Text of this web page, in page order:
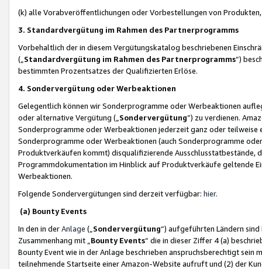
(k) alle Vorabveröffentlichungen oder Vorbestellungen von
3. Standardvergütung im Rahmen des Partnerprogramms
Vorbehaltlich der in diesem Vergütungskatalog beschriebenen
(„ Standardvergütung im Rahmen des Partnerprogramms“)
bestimmten Prozentsatzes der Qualifizierten Erlöse.
4. Sondervergütung oder Werbeaktionen
Gelegentlich können wir Sonderprogramme oder Werbeaktionen
oder alternative Vergütung („ Sondervergütung”) zu verdienen.
Sonderprogramme oder Werbeaktionen jederzeit ganz oder
Sonderprogramme oder Werbeaktionen (auch Sonderprogramme
Produktverkäufen kommt) disqualifizierende Ausschlusstatbestände,
Programmdokumentation im Hinblick auf Produktverkäufe geltende
Werbeaktionen.
Folgende Sondervergütungen sind derzeit verfügbar: hier.
(a) Bounty Events
In den in derAnlage („ Sondervergütung“) aufgeführten Ländern
Zusammenhang mit „ Bounty Events“ die in dieser Ziffer 4 (a)
Bounty Event wie in der Anlage beschrieben anspruchsberechtigt sein
teilnehmende Startseite einer Amazon-Website aufruft und (2) der